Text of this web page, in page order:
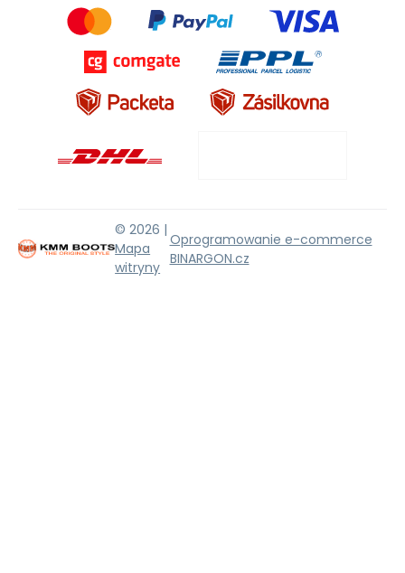
© 2026 |
Mapa
witryny
Oprogramowanie e-commerce
BINARGON.cz